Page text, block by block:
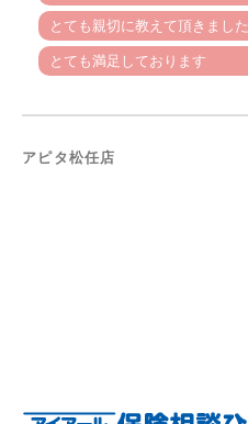
とても親切に教えて頂きました
とても満足しております
アピタ松任店